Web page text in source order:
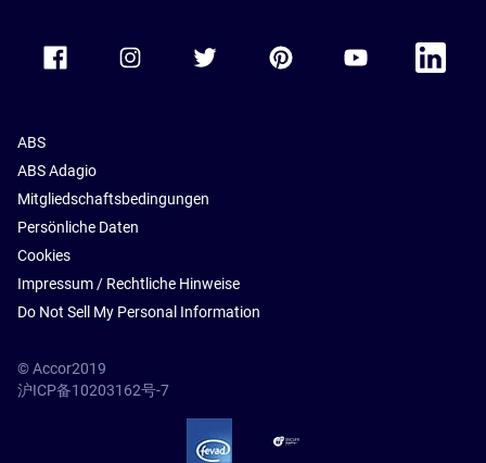
Accor Facebook Accor TwitterAccor PinterestAccor Youtube
Accor
ABS
ABS Adagio
Mitgliedschaftsbedingungen
Persönliche Daten
Cookies
Impressum / Rechtliche Hinweise
Do Not Sell My Personal Information
© Accor2019
沪ICP备10203162号-7